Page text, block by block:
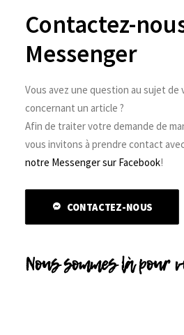
Contactez-
Messenger
Vous avez une question au sujet de
concernant un article ?
Afin de traiter votre demande de
vous invitons à prendre contact
notre Messenger sur Facebook!
CONTACTEZ-NOUS
Nous sommes là pour